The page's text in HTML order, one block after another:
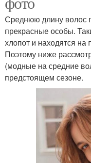
Среднюю длину волос
прекрасные особы.
хлопот и находятся
Поэтому ниже
(модные на средние
предстоящем сезоне.